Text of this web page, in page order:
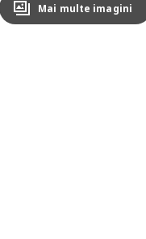
Mai multe imagini